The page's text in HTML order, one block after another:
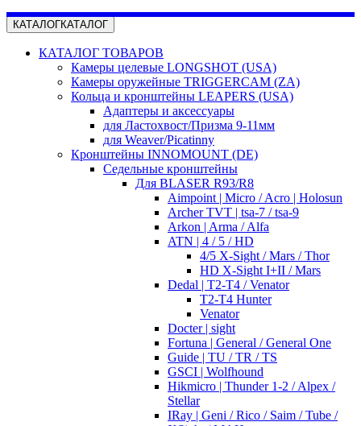
КАТАЛОГКАТАЛОГ
КАТАЛОГ ТОВАРОВ
Камеры целевые LONGSHOT (USA)
Камеры оружейные TRIGGERCAM (ZA)
Кольца и кронштейны LEAPERS (USA)
Адаптеры и аксессуары
для Ластохвост/Призма 9-11мм
для Weaver/Picatinny
Кронштейны INNOMOUNT (DE)
Седельные кронштейны
Для BLASER R93/R8
Aimpoint | Micro / Acro | Holosun
Archer TVT | tsa-7 / tsa-9
Arkon | Arma / Alfa
ATN | 4 / 5 / HD
4/5 X-Sight / Mars / Thor
HD X-Sight I+II / Mars
Dedal | T2-T4 / Venator
T2-T4 Hunter
Venator
Docter | sight
Fortuna | General / General One
Guide | TU / TR / TS
GSCI | Wolfhound
Hikmicro | Thunder 1-2 / Alpex /
Stellar
IRay | Geni / Rico / Saim / Tube /